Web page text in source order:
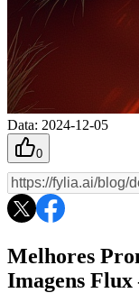
Data: 2024-12-05
0
Melhores
Imagens